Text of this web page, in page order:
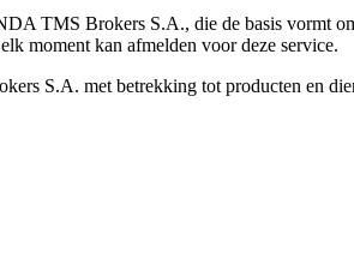
TMS Brokers S.A., die de basis vormt
moment kan afmelden voor deze service.
S.A. met betrekking tot producten en